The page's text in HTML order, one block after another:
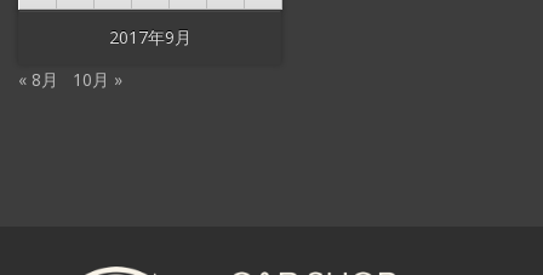
2017年9月
« 8月 10月 »